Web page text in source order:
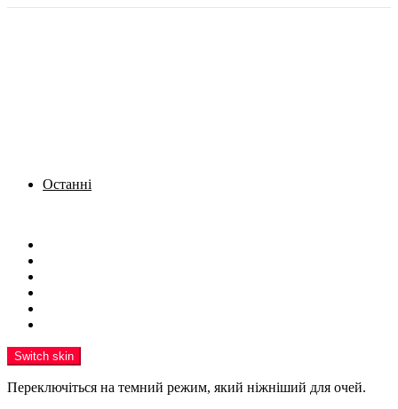
Останні
Switch skin
Переключіться на темний режим, який ніжніший для очей.